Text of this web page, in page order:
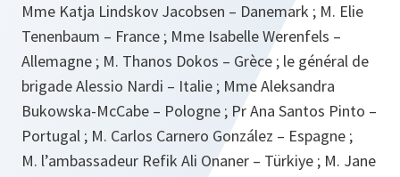
Mme Katja Lindskov Jacobsen – Danemark ; M. Elie
Tenenbaum – France ; Mme Isabelle Werenfels –
Allemagne ; M. Thanos Dokos – Grèce ; le général de
brigade Alessio Nardi – Italie ; Mme Aleksandra
Bukowska-McCabe – Pologne ; Pr Ana Santos Pinto –
Portugal ; M. Carlos Carnero González – Espagne ;
M. l’ambassadeur Refik Ali Onaner – Türkiye ; M. Jane